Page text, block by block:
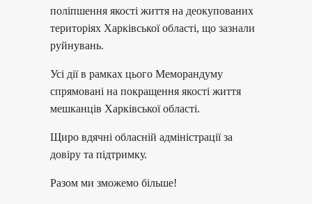
поліпшення якості життя на деокупованих
територіях Харківської області, що зазнали
руйнувань.
Усі дії в рамках цього Меморандуму
спрямовані на покращення якості життя
мешканців Харківської області.
Щиро вдячні обласній адміністрації за
довіру та підтримку.
Разом ми зможемо більше!